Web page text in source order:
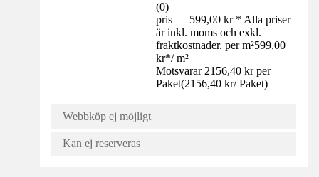
(0)
pris — 599,00 kr * Alla priser
är inkl. moms och exkl.
fraktkostnader. per m²599,00
kr*/ m²
Motsvarar 2156,40 kr per
Paket(2156,40 kr/ Paket)
Webbköp ej möjligt
Kan ej reserveras